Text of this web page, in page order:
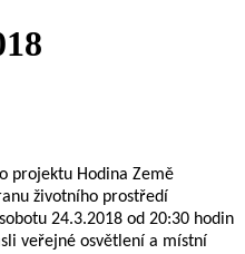
projektu Hodina Země
životního prostředí
24.3.2018 od 20:30 hodin
veřejné osvětlení a místní